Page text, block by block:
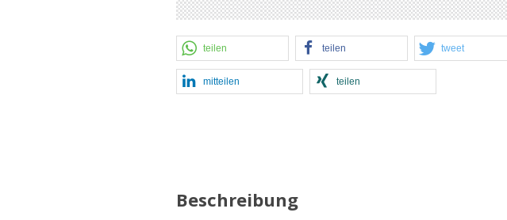
teilen teilen tweet
mitteilen teilen
Beschreibung